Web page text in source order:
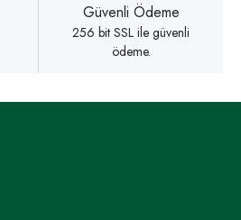
Güvenli Ödeme
256 bit SSL ile güvenli
ödeme.